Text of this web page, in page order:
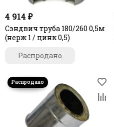
4 914 ₽
Сэндвич труба 180/260 0,5м
(нерж 1 / цинк 0,5)
Распродано